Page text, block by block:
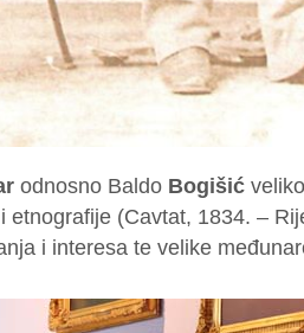
odnosno Baldo Bogišić
etnografije (Cavtat, 1834. –
i interesa te velike